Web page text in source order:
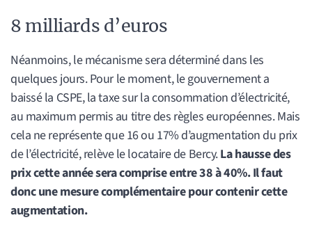
8 milliards d’euros
Néanmoins, le mécanisme sera déterminé dans les
quelques jours. Pour le moment, le gouvernement a
baissé la CSPE, la taxe sur la consommation d’électricité,
au maximum permis au titre des règles européennes. Mais
cela ne représente que 16 ou 17% d’augmentation du prix
de l’électricité, relève le locataire de Bercy.La hausse des
prix cette année sera comprise entre 38 à 40%. Il faut
donc une mesure complémentaire pour contenir cette
augmentation.